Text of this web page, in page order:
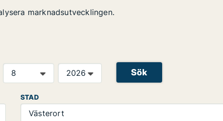
marknadsutvecklingen.
Sök
STAD
Västerort